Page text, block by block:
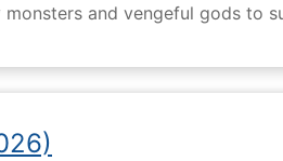
and vengeful gods to